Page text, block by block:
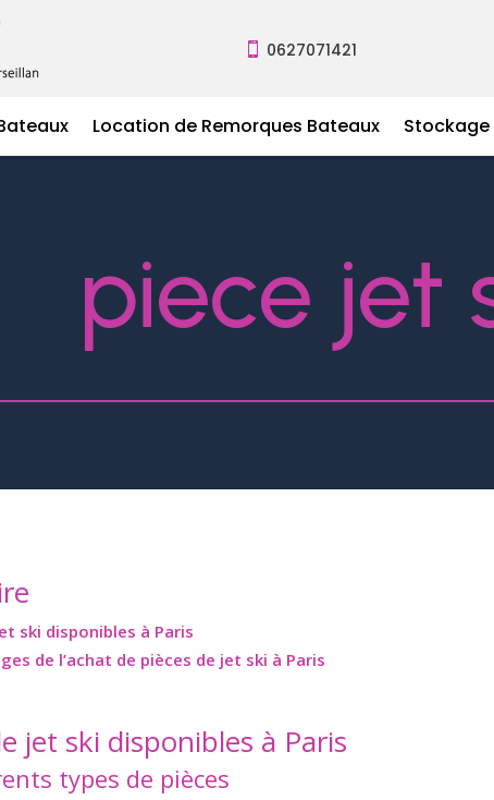
 0627071421
Location de Remorques Bateaux
piece jet
ski disponibles à Paris
de l’achat de pièces de jet ski à Paris
jet ski disponibles à Paris
types de pièces